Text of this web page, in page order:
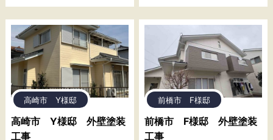
高崎市 Y様邸
高崎市 Y様邸 外壁塗装
工事
前橋市 F様邸
前橋市 F様邸 外壁塗装
工事